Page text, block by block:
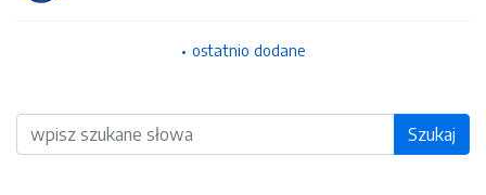
ostatnio dodane
Wyszukiwarka Szukaj